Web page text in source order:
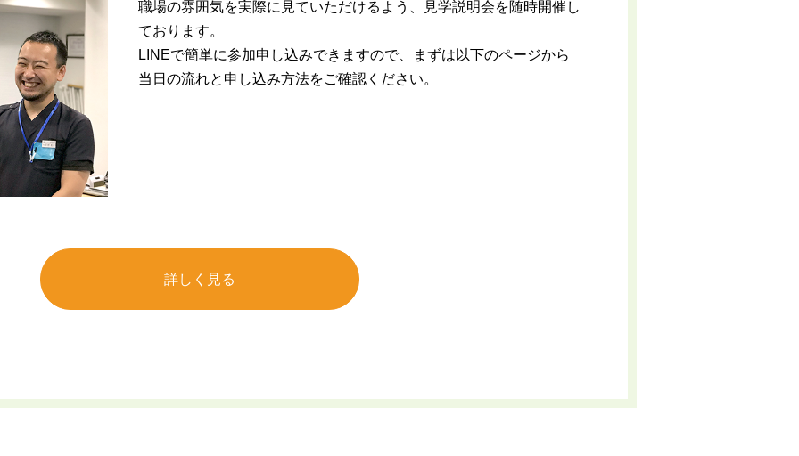
職場の雰囲気を実際に見ていただけるよう、見学説明会を随時開催し
ております。
LINEで簡単に参加申し込みできますので、まずは以下のページから
当日の流れと申し込み方法をご確認ください。
詳しく見る